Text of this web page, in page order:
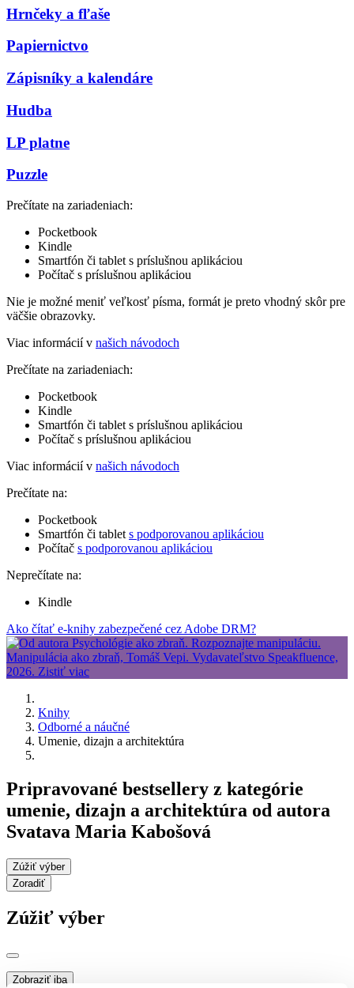
Hrnčeky a fľaše
Papiernictvo
Zápisníky a kalendáre
Hudba
LP platne
Puzzle
Prečítate na zariadeniach:
Pocketbook
Kindle
Smartfón či tablet s príslušnou aplikáciou
Počítač s príslušnou aplikáciou
Nie je možné meniť veľkosť písma, formát je preto vhodný skôr pre
väčšie obrazovky.
Viac informácií v našich návodoch
Prečítate na zariadeniach:
Pocketbook
Kindle
Smartfón či tablet s príslušnou aplikáciou
Počítač s príslušnou aplikáciou
Viac informácií v našich návodoch
Prečítate na:
Pocketbook
Smartfón či tablet s podporovanou aplikáciou
Počítač s podporovanou aplikáciou
Neprečítate na:
Kindle
Ako čítať e-knihy zabezpečené cez Adobe DRM?
Knihy
Odborné a náučné
Umenie, dizajn a architektúra
Pripravované bestsellery z kategórie
umenie, dizajn a architektúra od autora
Svatava Maria Kabošová
Zúžiť výber
Zoradiť
Zúžiť výber
Zobraziť iba